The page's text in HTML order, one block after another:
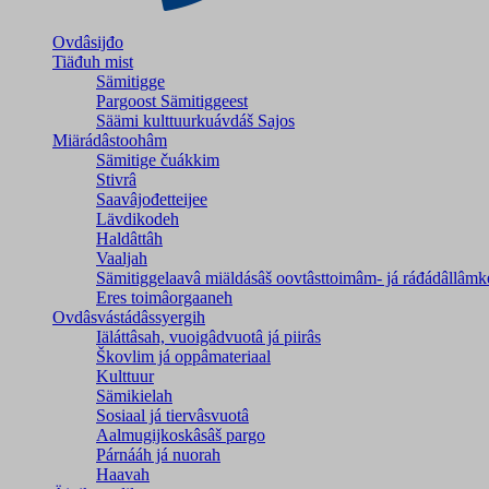
Ovdâsijđo
Tiäđuh mist
Sämitigge
Pargoost Sämitiggeest
Säämi kulttuurkuávdáš Sajos
Miärádâstoohâm
Sämitige čuákkim
Stivrâ
Saavâjođetteijee
Lävdikodeh
Haldâttâh
Vaaljah
Sämitiggelaavâ miäldásâš oovtâsttoimâm- já
Eres toimâorgaaneh
Ovdâsvástádâssyergih
Iäláttâsah, vuoigâdvuotâ já piirâs
Škovlim já oppâmateriaal
Kulttuur
Sämikielah
Sosiaal já tiervâsvuotâ
Aalmugijkoskâsâš pargo
Párnááh já nuorah
Haavah